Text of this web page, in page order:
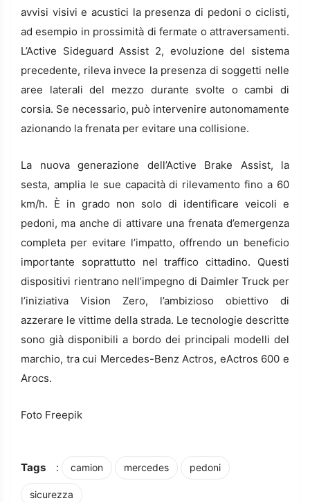
avvisi visivi e acustici la presenza di pedoni o ciclisti,
ad esempio in prossimità di fermate o attraversamenti.
L’Active Sideguard Assist 2, evoluzione del sistema
precedente, rileva invece la presenza di soggetti nelle
aree laterali del mezzo durante svolte o cambi di
corsia. Se necessario, può intervenire autonomamente
azionando la frenata per evitare una collisione.
La nuova generazione dell’Active Brake Assist, la
sesta, amplia le sue capacità di rilevamento fino a 60
km/h. È in grado non solo di identificare veicoli e
pedoni, ma anche di attivare una frenata d’emergenza
completa per evitare l’impatto, offrendo un beneficio
importante soprattutto nel traffico cittadino. Questi
dispositivi rientrano nell’impegno di Daimler Truck per
l’iniziativa Vision Zero, l’ambizioso obiettivo di
azzerare le vittime della strada. Le tecnologie descritte
sono già disponibili a bordo dei principali modelli del
marchio, tra cui Mercedes-Benz Actros, eActros 600 e
Arocs.
Foto Freepik
Tags : camion mercedes pedoni
sicurezza